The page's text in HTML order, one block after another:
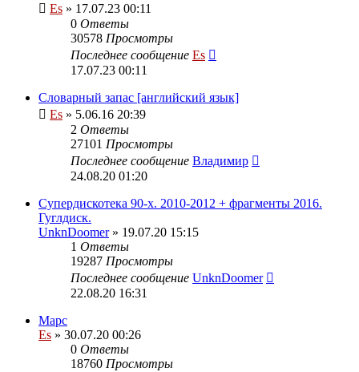
Es » 17.07.23 00:11
0 Ответы
30578 Просмотры
Последнее сообщение Es
17.07.23 00:11
Словарный запас [английский язык]
Es » 5.06.16 20:39
2 Ответы
27101 Просмотры
Последнее сообщение Владимир
24.08.20 01:20
Супердискотека 90-х. 2010-2012 + фрагменты 2016.
Гуглдиск.
UnknDoomer» 19.07.20 15:15
1 Ответы
19287 Просмотры
Последнее сообщение UnknDoomer
22.08.20 16:31
Марс
Es » 30.07.20 00:26
0 Ответы
18760 Просмотры